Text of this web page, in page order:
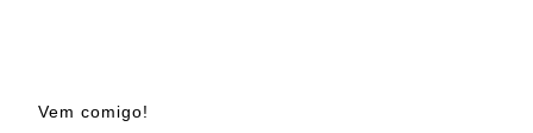
Vem comigo!